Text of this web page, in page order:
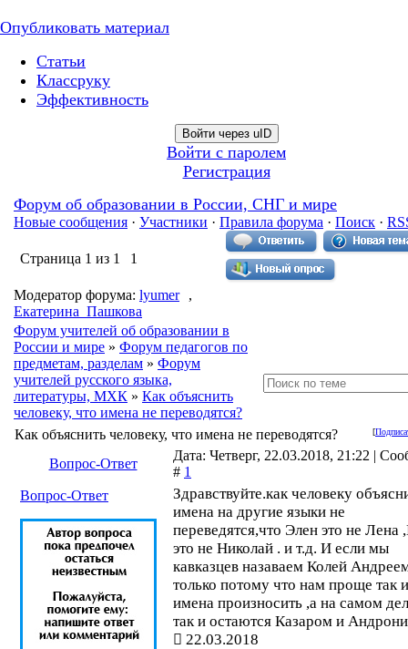
Опубликовать материал
Статьи
Классруку
Эффективность
Войти через uID
Войти с паролем
Регистрация
Форум об образовании в России, СНГ и мире
Новые сообщения · Участники · Правила форума · Поиск ·
Страница 1 из 1 1
Модератор форума: lyumer
,
Екатерина_Пашкова
Форум учителей об образовании в
России и мире » Форум педагогов по
предметам, разделам » Форум
учителей русского языка,
литературы, МХК » Как объяснить
человеку, что имена не переводятся?
[
Как объяснить человеку, что имена не переводятся?
Вопрос-Ответ
Дата: Четверг, 22.03.2018, 21:22 |
# 1
Вопрос-Ответ
Здравствуйте.как человеку
имена на другие языки не
переведятся,что Элен это не Лена
это не Николай . и т.д. И если мы
кавказцев назаваем Колей
только потому что нам проще так
имена произносить ,а на самом
так и остаются Казаром и
22.03.2018